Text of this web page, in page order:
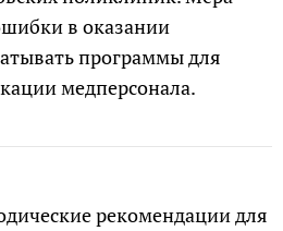
в оказании
программы для
медперсонала.
рекомендации для